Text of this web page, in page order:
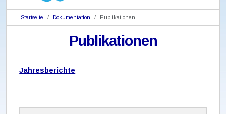
Startseite Dokumentation Publikationen
Publikationen
Jahresberichte